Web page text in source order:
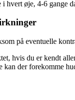
i hvert øje, 4-6 gange
på eventuelle
hvis du er kendt
der forekomme